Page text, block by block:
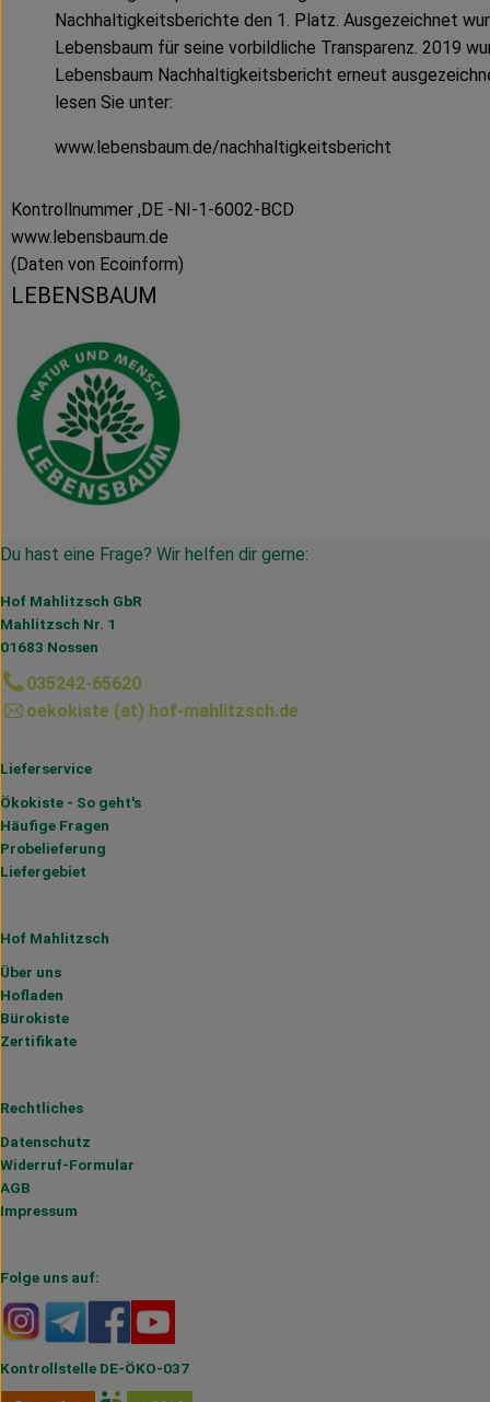
Nachhaltigkeitsberichte den 1. Platz. Ausgezeichnet
Lebensbaum für seine vorbildliche Transparenz. 2019
Lebensbaum Nachhaltigkeitsbericht erneut
lesen Sie unter:
www.lebensbaum.de/nachhaltigkeitsbericht
Kontrollnummer ,DE -NI-1-6002-BCD
www.lebensbaum.de
(Daten von Ecoinform)
LEBENSBAUM
Du hast eine Frage? Wir helfen dir gerne:
Hof Mahlitzsch GbR
Mahlitzsch Nr. 1
01683 Nossen
035242-65620
oekokiste (at) hof-mahlitzsch.de
Lieferservice
Ökokiste - So geht's
Häufige Fragen
Probelieferung
Liefergebiet
Hof Mahlitzsch
Über uns
Hofladen
Bürokiste
Zertifikate
Rechtliches
Datenschutz
Widerruf-Formular
AGB
Impressum
Folge uns auf:
Externer Link zu https://www.instagram.com/
Externer Link zu https://t.me/s/hofmahlitzsch
Externer Link zu https://www.facebook.com/
Kontrollstelle DE-ÖKO-037